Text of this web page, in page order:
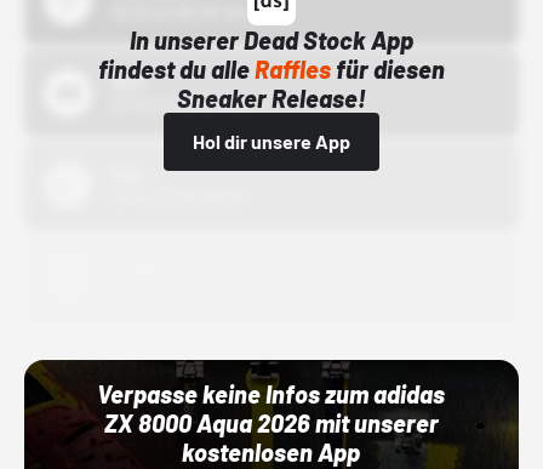
In unserer Dead Stock App
findest du alleRafflesfür diesen
Sneaker Release!
Hol dir unsere App
Bstn
01.10.22 00:00 Uhr
Verpasse keine Infos zum adidas
ZX 8000 Aqua 2026 mit unserer
kostenlosen App